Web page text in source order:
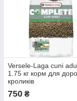
Versele-Laga cuni
1.75 кг корм для
кроликів
750 ₴